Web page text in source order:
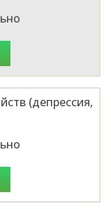
(депрессия,